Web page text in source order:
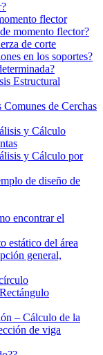
flector
momento flector?
de corte
en los soportes?
Estructural
Comunes de Cerchas
y Cálculo
y Cálculo por
de diseño de
encontrar el
estático del área
general,
– Cálculo de la
de viga